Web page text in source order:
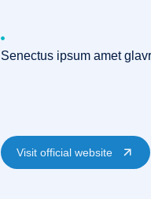
Senectus ipsum amet
Visit official website